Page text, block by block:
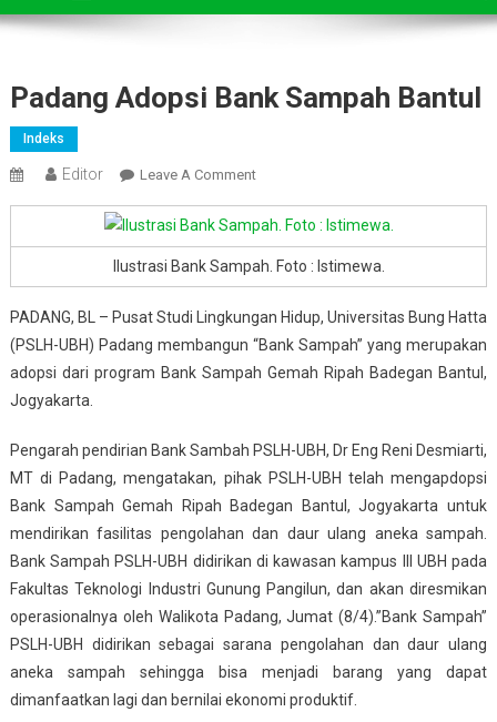
Padang Adopsi Bank Sampah Bantul
Indeks
Editor Leave A CommentOn
Adopsi
Bank
Sampah
Ilustrasi Bank Sampah. Foto : Istimewa.
PADANG, BL – Pusat Studi Lingkungan Hidup, Universitas Bung Hatta
(PSLH-UBH) Padang membangun “Bank Sampah” yang merupakan
adopsi dari program Bank Sampah Gemah Ripah Badegan Bantul,
Jogyakarta.
Pengarah pendirian Bank Sambah PSLH-UBH, Dr Eng Reni Desmiarti,
MT di Padang, mengatakan, pihak PSLH-UBH telah mengapdopsi
Bank Sampah Gemah Ripah Badegan Bantul, Jogyakarta untuk
mendirikan fasilitas pengolahan dan daur ulang aneka sampah.
Bank Sampah PSLH-UBH didirikan di kawasan kampus III UBH pada
Fakultas Teknologi Industri Gunung Pangilun, dan akan diresmikan
operasionalnya oleh Walikota Padang, Jumat (8/4).”Bank Sampah”
PSLH-UBH didirikan sebagai sarana pengolahan dan daur ulang
aneka sampah sehingga bisa menjadi barang yang dapat
dimanfaatkan lagi dan bernilai ekonomi produktif.